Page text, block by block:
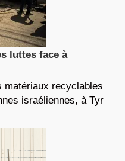
luttes face à
matériaux recyclables
israéliennes, à Tyr